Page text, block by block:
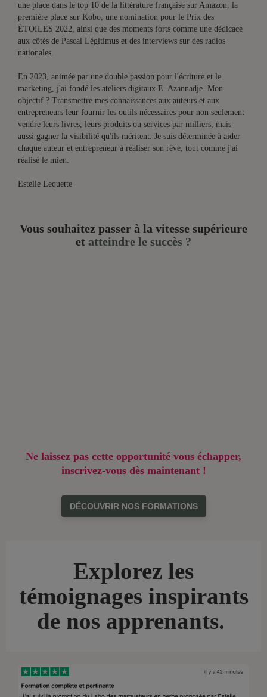
une place dans le top 10 de la littérature française sur Amazon, la
première place sur Kobo, une nomination pour le Prix des
ÉTOILES 2022, ainsi que des moments forts comme une dédicace
aux côtés de Pascal Légitimus et des interviews sur des radios
nationales.
En 2023, animée par une double passion pour l'écriture et le
marketing, j'ai fondé les ateliers digitaux E. Azannadje. Mon
objectif ? Transmettre mes connaissances aux auteurs et aux
entrepreneurs leur fournir les outils nécessaires pour non seulement
vendre leurs livres, leurs produits ou services par milliers, mais
aussi gagner la visibilité qu'ils méritent. Je suis déterminée à aider
chaque auteur et entrepreneur à réaliser son rêve, tout comme j'ai
réalisé le mien.
Estelle Lequette
Vous souhaitez passer à la vitesse supérieure
et atteindre le succès ?
Ne laissez pas cette opportunité vous échapper,
inscrivez-vous dès maintenant !
DÉCOUVRIR NOS FORMATIONS
Explorez les
témoignages inspirants
de nos apprenants.